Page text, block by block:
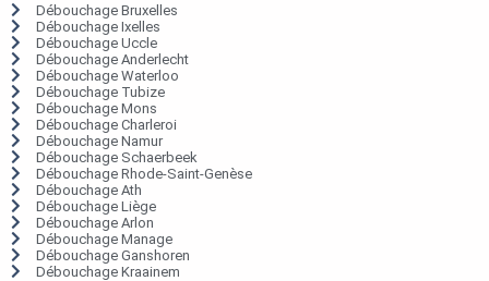
Débouchage Bruxelles
Débouchage Ixelles
Débouchage Uccle
Débouchage Anderlecht
Débouchage Waterloo
Débouchage Tubize
Débouchage Mons
Débouchage Charleroi
Débouchage Namur
Débouchage Schaerbeek
Débouchage Rhode-Saint-Genèse
Débouchage Ath
Débouchage Liège
Débouchage Arlon
Débouchage Manage
Débouchage Ganshoren
Débouchage Kraainem